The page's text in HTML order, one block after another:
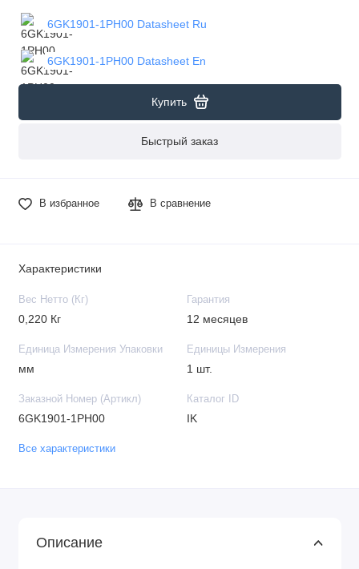
6GK1901-1PH00 Datasheet Ru
6GK1901-1PH00 Datasheet En
Купить
Быстрый заказ
В избранное В сравнение
Характеристики
Вес Нетто (Кг)
0,220 Кг
Гарантия
12 месяцев
Единица Измерения Упаковки
мм
Единицы Измерения
1 шт.
Заказной Номер (Артикл)
6GK1901-1PH00
Каталог ID
IK
Все характеристики
Описание